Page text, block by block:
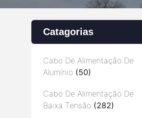
Catagorias
Cabo De Alimentação De
Alumínio (50)
Cabo De Alimentação De
Baixa Tensão (282)